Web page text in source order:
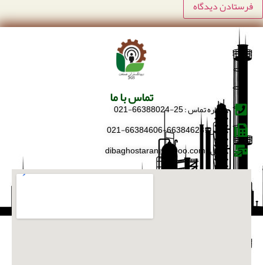
تماس با ما
شماره تماس : 25-66388024-021
فکس : 66384628-66384606-021
ایمیل : dibaghostaran@yahoo.com